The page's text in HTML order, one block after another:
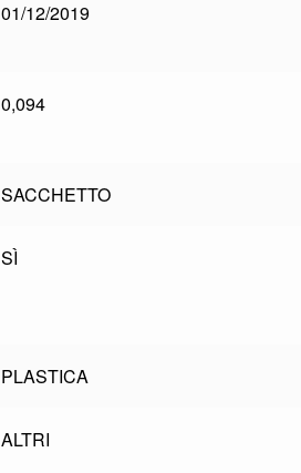
01/12/2019
0,094
SACCHETTO
SÌ
PLASTICA
ALTRI